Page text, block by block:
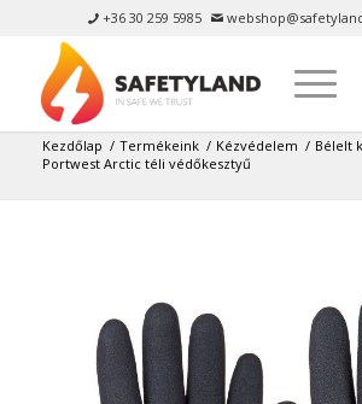
 +36 30 259 5985 
Kezdőlap / Termékeink / Kézvédelem / Bélelt
Portwest Arctic téli védőkesztyű